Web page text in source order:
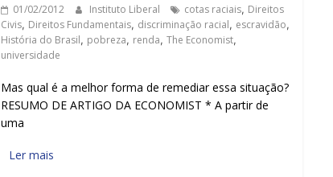
01/02/2012 Instituto Liberal cotas raciais, Direitos
Civis, Direitos Fundamentais, discriminação racial, escravidão,
História do Brasil, pobreza, renda,The Economist,
universidade
Mas qual é a melhor forma de remediar essa situação?
RESUMO DE ARTIGO DA ECONOMIST * A partir de
uma
Ler mais